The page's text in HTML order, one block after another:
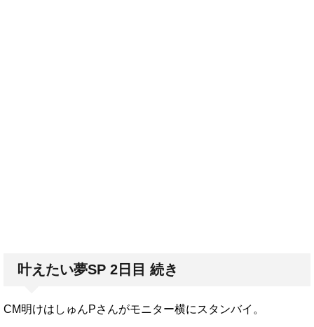
叶えたい夢SP 2日目 続き
CM明けはしゅんPさんがモニター横にスタンバイ。